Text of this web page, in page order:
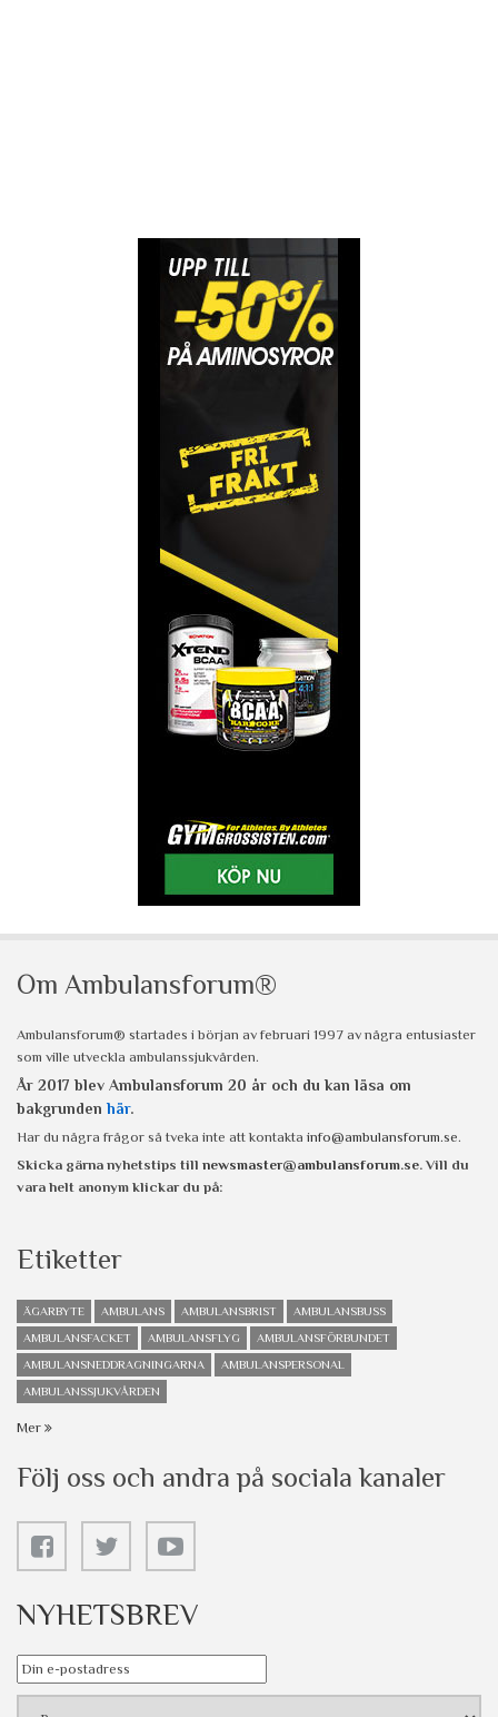
Om Ambulansforum®
Ambulansforum® startades i början av februari 1997 av några entusiaster
som ville utveckla ambulanssjukvården.
År 2017 blev Ambulansforum 20 år och du kan läsa om
bakgrunden här.
Har du några frågor så tveka inte att kontakta info@ambulansforum.se.
Skicka gärna nyhetstips till newsmaster@ambulansforum.se. Vill du
vara helt anonym klickar du på:
Etiketter
ÄGARBYTE AMBULANS AMBULANSBRIST
AMBULANSBUSS
AMBULANSFACKET
AMBULANSFLYG
AMBULANSFÖRBUNDET
AMBULANSNEDDRAGNINGARNA
AMBULANSPERSONAL
AMBULANSSJUKVÅRDEN
Mer
Följ oss och andra på sociala kanaler
NYHETSBREV